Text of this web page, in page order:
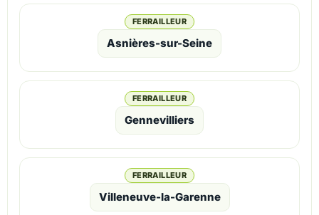
FERRAILLEUR
Asnières-sur-Seine
FERRAILLEUR
Gennevilliers
FERRAILLEUR
Villeneuve-la-Garenne